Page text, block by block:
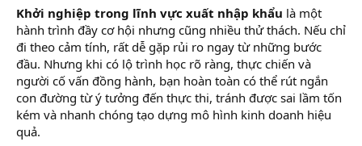
Khởi nghiệp trong lĩnh vực xuất nhập khẩu là một
hành trình đầy cơ hội nhưng cũng nhiều thử thách. Nếu chỉ
đi theo cảm tính, rất dễ gặp rủi ro ngay từ những bước
đầu. Nhưng khi có lộ trình học rõ ràng, thực chiến và
người cố vấn đồng hành, bạn hoàn toàn có thể rút ngắn
con đường từ ý tưởng đến thực thi, tránh được sai lầm tốn
kém và nhanh chóng tạo dựng mô hình kinh doanh hiệu
quả.